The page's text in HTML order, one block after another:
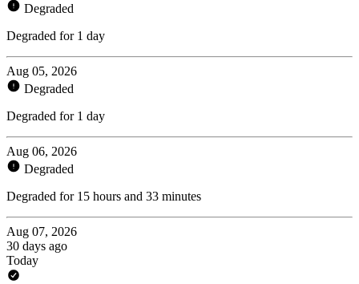
Degraded
Degraded for 1 day
Aug 05, 2026
Degraded
Degraded for 1 day
Aug 06, 2026
Degraded
Degraded for 15 hours and 33 minutes
Aug 07, 2026
30 days ago
Today